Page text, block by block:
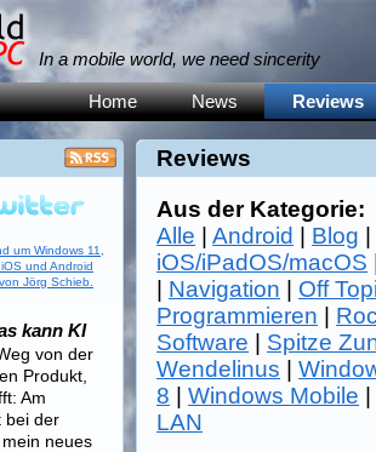
In a mobile world, we need sincerity
Home News Reviews
Reviews
Aus der Kategorie:
Alle |Android Blog
iOS/iPadOS/macOS
Navigation
Off
Programmieren
Software
Spitze
Wendelinus |
8 |Windows Mobile
LAN
um Windows 11,
und Android
Jörg Schieb.
kann KI
von der
Produkt,
Am
bei der
neues